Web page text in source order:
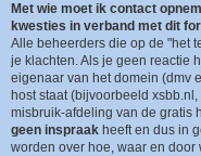
Met wie moet ik contact
kwesties in verband met dit
Alle beheerders die op de "het
je klachten. Als je geen reactie
eigenaar van het domein (dmv
host staat (bijvoorbeeld
misbruik-afdeling van de gratis
geen inspraak heeft en dus in
worden over hoe, waar en